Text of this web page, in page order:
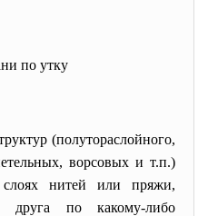
по утку
(полутораслойного,
ворсовых и т.п.)
нитей или пряжи,
друга по какому-либо